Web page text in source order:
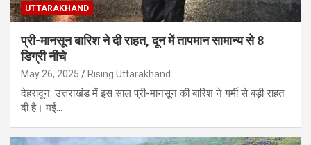
UTTARAKHAND
प्री-मानसून बारिश ने दी राहत, दून में तापमान सामान्य से 8
डिग्री नीचे
May 26, 2025 Rising Uttarakhand
देहरादून: उत्तराखंड में इस साल प्री-मानसून की बारिश ने गर्मी से बड़ी राहत
दी है। मई…